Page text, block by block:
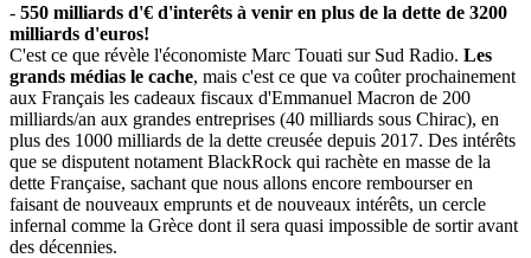
- 550 milliards d'€ d'interêts à venir en plus de la dette de 3200
milliards d'euros!
C'est ce que révèle l'économiste Marc Touati sur Sud Radio. Les
grands médias le cache, mais c'est ce que va coûter prochainement
aux Français les cadeaux fiscaux d'Emmanuel Macron de 200
milliards/an aux grandes entreprises (40 milliards sous Chirac), en
plus des 1000 milliards de la dette creusée depuis 2017. Des intérêts
que se disputent notament BlackRock qui rachète en masse de la
dette Française, sachant que nous allons encore rembourser en
faisant de nouveaux emprunts et de nouveaux intérêts, un cercle
infernal comme la Grèce dont il sera quasi impossible de sortir avant
des décennies.